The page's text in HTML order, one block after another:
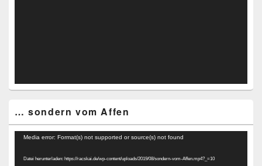
… sondern vom Affen
Video-
Media error: Format(s) not supported or source(s) not found
Datei herunterladen: https://racskai.de/wp-content/uploads/2019/08/sondern-vom-Affen.mp4?_=10